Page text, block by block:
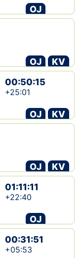
OJ
OJ
KV
00:50:15
+25:01
OJ
KV
OJ
KV
01:11:11
+22:40
OJ
00:31:51
+05:53